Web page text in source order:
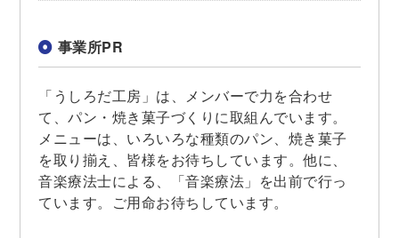
事業所PR
「うしろだ工房」は、メンバーで力を合わせ
て、パン・焼き菓子づくりに取組んでいます。
メニューは、いろいろな種類のパン、焼き菓子
を取り揃え、皆様をお待ちしています。他に、
音楽療法士による、「音楽療法」を出前で行っ
ています。ご用命お待ちしています。